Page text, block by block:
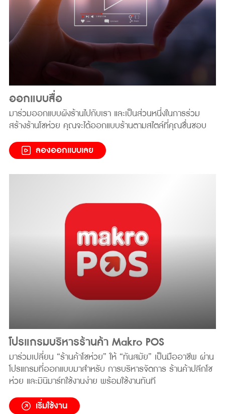
ออกแบบสื่อ
มาร่วมออกแบบผังร้านไปกับเรา และเป็นส่วนหนึ่งในการร่วม
สร้างร้านโชห่วย คุณจะได้ออกแบบร้านตามสไตล์ที่คุณชื่นชอบ
ลองออกแบบเลย
โปรแกรมบริหารร้านค้า Makro POS
มาร่วมเปลี่ยน “ร้านค้าโชห่วย” ให้ “ทันสมัย” เป็นมืออาชีพ ผ่าน
โปรแกรมที่ออกแบบมาสำหรับ การบริหารจัดการ ร้านค้าปลีกโช
ห่วย และมินิมาร์ทใช้งานง่าย พร้อมใช้งานทันที
เริ่มใช้งาน